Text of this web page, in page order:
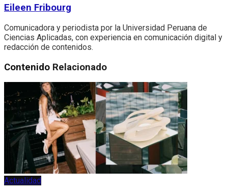
Eileen Fribourg
Comunicadora y periodista por la Universidad Peruana de
Ciencias Aplicadas, con experiencia en comunicación digital y
redacción de contenidos.
Contenido Relacionado
Actualidad